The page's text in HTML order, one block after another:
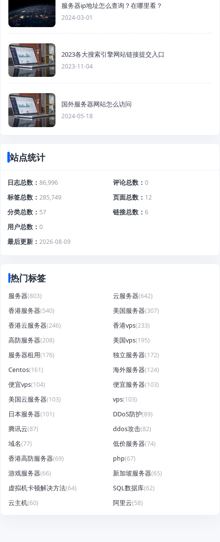
服务器ip地址怎么查询？在哪里看？
2024-03-01
2023各大搜索引擎网站链接提交入口
2023-11-04
国外服务器网站怎么访问
2024-05-18
站点统计
日志总数 86,996 评论总数
0
标签总数
285,749 页面总数
12
分类总数
57 链接总数
6
用户总数
0
最后更新
2026-08-09
热门标签
服务器(803) 云服务器(642)
香港服务器(540) 美国服务器(307)
香港云服务器(246) 香港vps(233)
高防服务器(208) 美国vps(195)
服务器租用(176) 独立服务器(172)
Centos(161) 海外服务器(124)
便宜vps(104) 便宜服务器(103)
美国云服务器(103) vps(103)
日本服务器(101) DDoS防护(89)
腾讯云(87) ddos攻击(82)
域名(77) 低价服务器(74)
香港高防服务器(69) php(67)
游戏服务器(66) 新加坡服务器(65)
虚拟机卡顿解决方法(64) SQL数据库(62)
云主机(60) 阿里云(58)